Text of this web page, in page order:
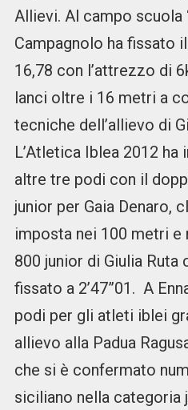
Allievi. Al campo scuola
Campagnolo ha fissato
16,78 con l’attrezzo di
lanci oltre i 16 metri a
tecniche dell’allievo di
L’Atletica Iblea 2012
altre tre podi con il
junior per Gaia Denaro,
imposta nei 100 metri e
800 junior di Giulia Ruta
fissato a 2’47”01. A
podi per gli atleti iblei
allievo alla Padua
che si è confermato
siciliano nella